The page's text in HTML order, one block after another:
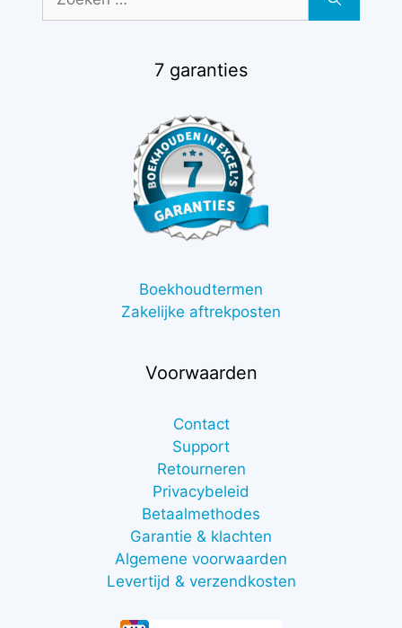
naar:
7 garanties
Boekhoudtermen
Zakelijke aftrekposten
Voorwaarden
Contact
Support
Retourneren
Privacybeleid
Betaalmethodes
Garantie & klachten
Algemene voorwaarden
Levertijd & verzendkosten